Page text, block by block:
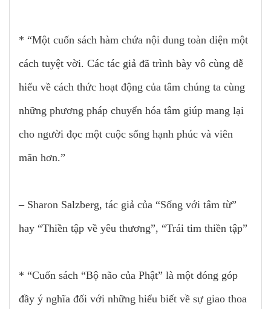
* “Một cuốn sách hàm chứa nội dung toàn diện một
cách tuyệt vời. Các tác giả đã trình bày vô cùng dễ
hiểu về cách thức hoạt động của tâm chúng ta cùng
những phương pháp chuyển hóa tâm giúp mang lại
cho người đọc một cuộc sống hạnh phúc và viên
mãn hơn.”
– Sharon Salzberg, tác giả của “Sống với tâm từ”
hay “Thiền tập về yêu thương”, “Trái tim thiền tập”
* “Cuốn sách “Bộ não của Phật” là một đóng góp
đầy ý nghĩa đối với những hiểu biết về sự giao thoa